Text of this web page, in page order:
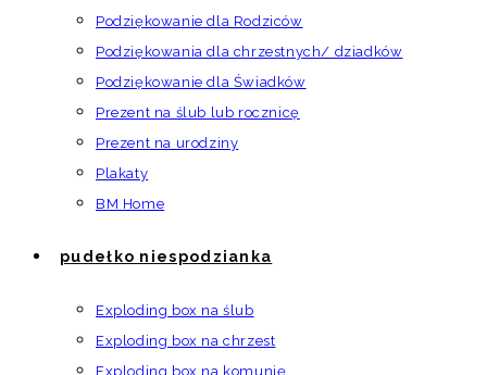
Podziękowanie dla Rodziców
Podziękowania dla chrzestnych/ dziadków
Podziękowanie dla Świadków
Prezent na ślub lub rocznicę
Prezent na urodziny
Plakaty
BM Home
pudełko niespodzianka
Exploding box na ślub
Exploding box na chrzest
Exploding box na komunię